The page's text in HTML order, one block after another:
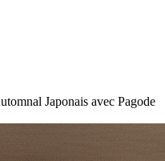
Japonais avec Pagode